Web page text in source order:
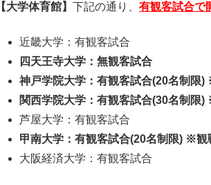
【大学体育館】 下記の通り、 有観客試合で
近畿大学：有観客試合
四天王寺大学：無観客試合
神戸学院大学：有観客試合(20名制限
関西学院大学：有観客試合(30名制限)
芦屋大学：有観客試合
甲南大学：有観客試合(20名制限) ※観
大阪経済大学：有観客試合